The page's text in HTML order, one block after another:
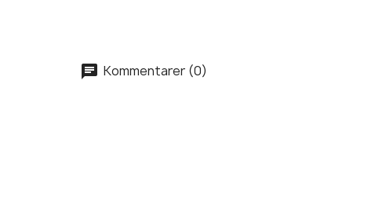
Kommentarer (0)